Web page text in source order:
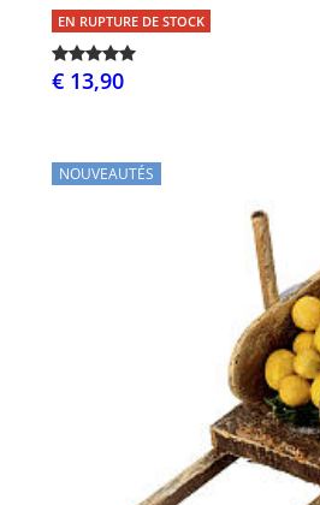
EN RUPTURE DE STOCK
€ 13,90
NOUVEAUTÉS